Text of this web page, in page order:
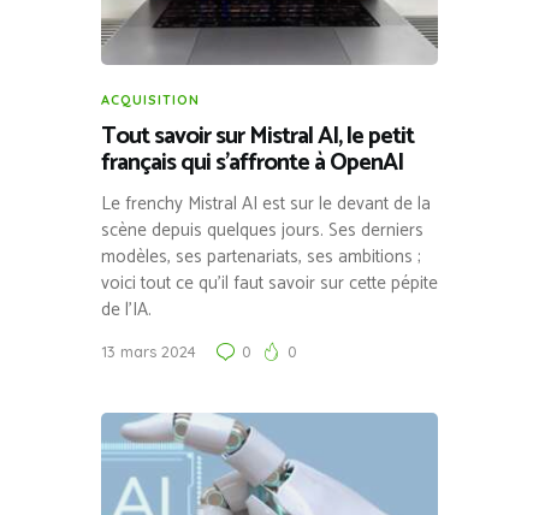
ACQUISITION
Tout savoir sur Mistral AI, le petit
français qui s’affronte à OpenAI
Le frenchy Mistral AI est sur le devant de la
scène depuis quelques jours. Ses derniers
modèles, ses partenariats, ses ambitions ;
voici tout ce qu’il faut savoir sur cette pépite
de l’IA.
13 mars 2024 0 0